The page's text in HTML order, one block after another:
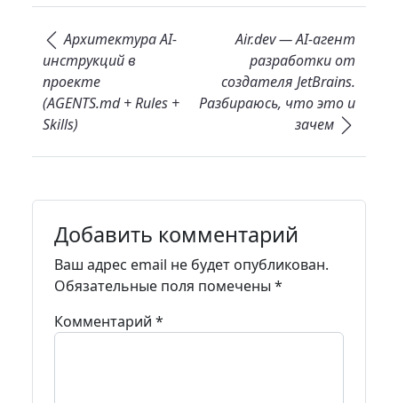
Навигация по записям
Архитектура AI-
инструкций в
проекте
(AGENTS.md + Rules +
Skills)
Air.dev — AI-агент
разработки от
создателя JetBrains.
Разбираюсь, что это и
зачем
Добавить комментарий
Ваш адрес email не будет опубликован.
Обязательные поля помечены *
Комментарий *